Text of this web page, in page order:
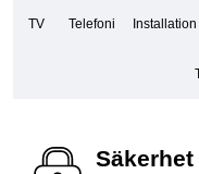
TV Telefoni Installation
Säkerhet